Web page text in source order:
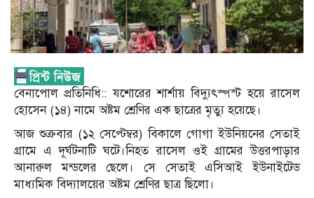
বেনাপোল প্রতিনিধি:: যশোরের শার্শায় বিদ্যুৎস্পস্ট হয়ে রাসেল
হোসেন (১৪) নামে অষ্টম শ্রেণির এক ছাত্রের মৃত্যু হয়েছে।
আজ শুক্রবার (১২ সেপ্টেম্বর) বিকালে গোগা ইউনিয়নের সেতাই
গ্রামে এ দূর্ঘটনাটি ঘটে।নিহত রাসেল ওই গ্রামের উত্তরপাড়ার
আনারুল মন্ডলের ছেলে। সে সেতাই এসিআই ইউনাইটেড
মাধ্যমিক বিদ্যালয়ের অষ্টম শ্রেণির ছাত্র ছিলো।